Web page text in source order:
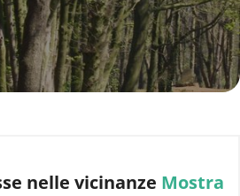
nelle vicinanze Mostra